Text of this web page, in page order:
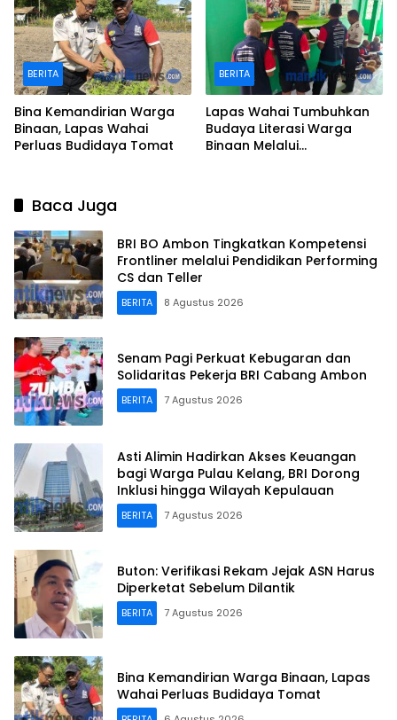
BERITA
Bina Kemandirian Warga
Binaan, Lapas Wahai
Perluas Budidaya Tomat
BERITA
Lapas Wahai Tumbuhkan
Budaya Literasi Warga
Binaan Melalui
Baca Juga
BRI BO Ambon Tingkatkan Kompetensi
Frontliner melalui Pendidikan Performing
CS dan Teller
BERITA 8 Agustus 2026
Senam Pagi Perkuat Kebugaran dan
Solidaritas Pekerja BRI Cabang Ambon
BERITA 7 Agustus 2026
Asti Alimin Hadirkan Akses Keuangan
bagi Warga Pulau Kelang, BRI Dorong
Inklusi hingga Wilayah Kepulauan
BERITA 7 Agustus 2026
Buton: Verifikasi Rekam Jejak ASN Harus
Diperketat Sebelum Dilantik
BERITA 7 Agustus 2026
Bina Kemandirian Warga Binaan, Lapas
Wahai Perluas Budidaya Tomat